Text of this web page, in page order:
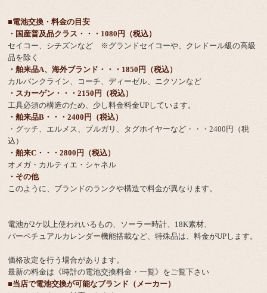
■電池交換・料金の目安
・国産普及品クラス・・・1080円（税込）
セイコー、シチズンなど ※グランドセイコーや、クレドール級の高級
品を除く
・舶来品A、海外ブランド・・・1850円（税込）
カルバンクライン、コーチ、ディーゼル、ニクソンなど
・スカーゲン・・・2150円（税込）
工具必須の構造のため、少し料金料金UPしています。
・舶来品B・・・2400円（税込）
・グッチ、エルメス、ブルガリ、タグホイヤーなど・・・2400円（税
込）
・舶来C・・・2800円（税込）
オメガ・カルティエ・シャネル
・その他
このように、ブランドのランクや構造で料金が異なります。
電池が2ケ以上使われいるもの、ソーラー時計、18K素材、
パーペチュアルカレンダー機能搭載など、特殊品は、料金がUPします。
価格改定を行う場合があります。
最新の料金は 《時計の電池交換料金・一覧》 をご覧下さい
■当店で電池交換が可能なブランド（メーカー）